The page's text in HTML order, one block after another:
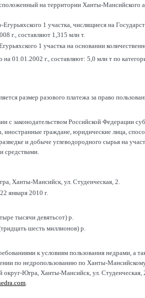
на территории Ханты-Мансийского
1 участка, числящиеся на
г., составляют 1,315 млн т.
1 участка на основании
01.01.2002 г., составляют: 5,0 млн т по
размер разового платежа за право
с законодательством Российской Федерации
иностранные граждане, юридические лица,
и добыче углеводородного сырья на
средствами.
Ханты-Мансийск, ул. Студенческая, 2.
января 2010 г.
тысячи девятьсот) р.
шесть миллионов) р.
к условиям пользования недрами, а
по недропользованию по Ханты-
Югра, Ханты-Мансийск, ул. Студенческая,